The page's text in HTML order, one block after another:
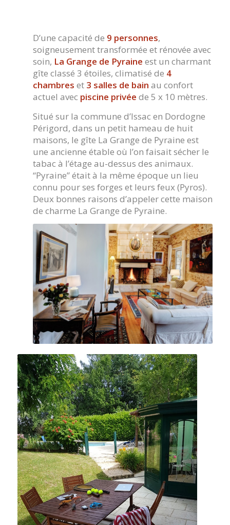
D’une capacité de 9 personnes,
soigneusement transformée et rénovée avec
soin, La Grange de Pyraine est un charmant
gîte classé 3 étoiles, climatisé de 4
chambres et 3 salles de bain au confort
actuel avec piscine privée de 5 x 10 mètres.
Situé sur la commune d’Issac en Dordogne
Périgord, dans un petit hameau de huit
maisons, le gîte La Grange de Pyraine est
une ancienne étable où l’on faisait sécher le
tabac à l’étage au-dessus des animaux.
“Pyraine” était à la même époque un lieu
connu pour ses forges et leurs feux (Pyros).
Deux bonnes raisons d’appeler cette maison
de charme La Grange de Pyraine.